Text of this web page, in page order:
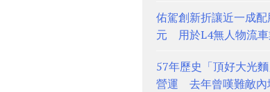
佑駕創新折讓近一成
元 用於L4無人物流車
57年歷史「頂好大光
營運 去年曾嘆難敵內